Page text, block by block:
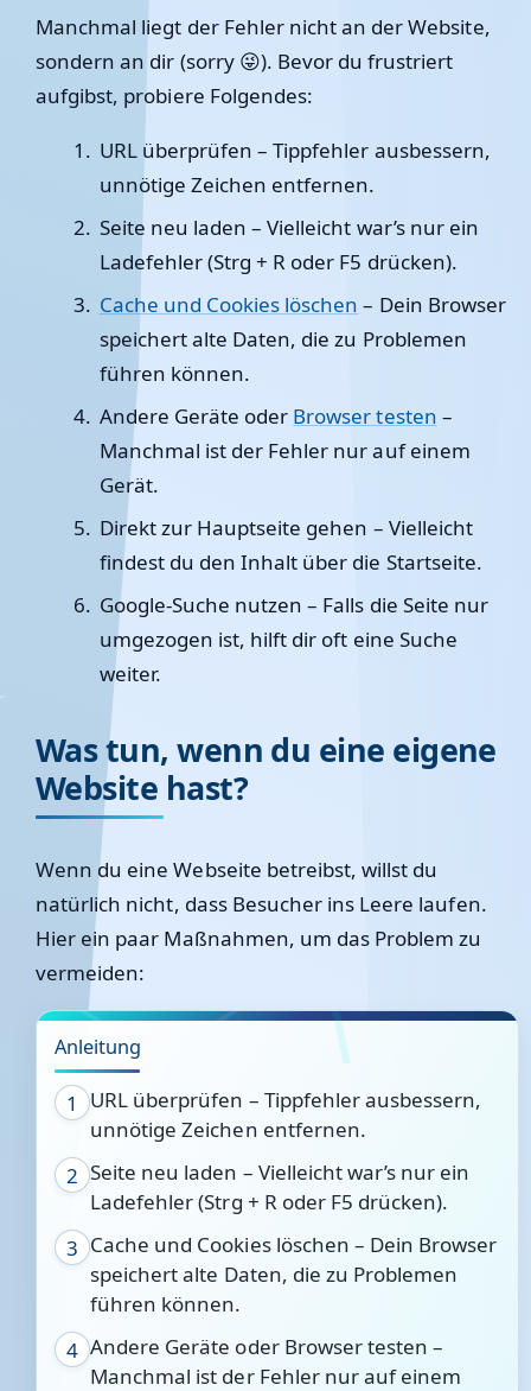
Manchmal liegt der Fehler nicht an der Website,
sondern an dir (sorry 😜). Bevor du frustriert
aufgibst, probiere Folgendes:
URL überprüfen – Tippfehler ausbessern,
unnötige Zeichen entfernen.
Seite neu laden – Vielleicht war’s nur ein
Ladefehler (Strg + R oder F5 drücken).
Cache und Cookies löschen – Dein Browser
speichert alte Daten, die zu Problemen
führen können.
Andere Geräte oder Browser testen –
Manchmal ist der Fehler nur auf einem
Gerät.
Direkt zur Hauptseite gehen – Vielleicht
findest du den Inhalt über die Startseite.
Google-Suche nutzen – Falls die Seite nur
umgezogen ist, hilft dir oft eine Suche
weiter.
Was tun, wenn du eine eigene
Website hast?
Wenn du eine Webseite betreibst, willst du
natürlich nicht, dass Besucher ins Leere laufen.
Hier ein paar Maßnahmen, um das Problem zu
vermeiden:
Anleitung
1
URL überprüfen – Tippfehler ausbessern,
unnötige Zeichen entfernen.
2 Seite neu laden – Vielleicht war’s nur ein
Ladefehler (Strg + R oder F5 drücken).
3 Cache und Cookies löschen – Dein Browser
speichert alte Daten, die zu Problemen
führen können.
4 Andere Geräte oder Browser testen –
Manchmal ist der Fehler nur auf einem